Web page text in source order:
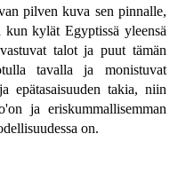
pilven kuva sen pinnalle,
kun kylät Egyptissä yleensä
talot ja puut tämän
tavalla ja monistuvat
epätasaisuuden takia, niin
ja eriskummallisemman
on.